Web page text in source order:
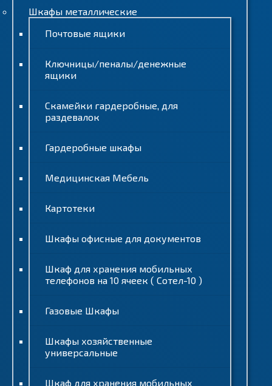
Шкафы металлические
Почтовые ящики
Ключницы/пеналы/денежные
ящики
Скамейки гардеробные, для
раздевалок
Гардеробные шкафы
Медицинская Мебель
Картотеки
Шкафы офисные для документов
Шкаф для хранения мобильных
телефонов на 10 ячеек ( Сотел-10 )
Газовые Шкафы
Шкафы хозяйственные
универсальные
Шкаф для хранения мобильных